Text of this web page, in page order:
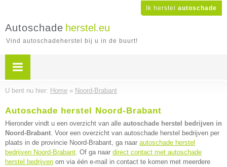
Ik herstel autoschade
Autoschade herstel.eu
Vind autoschadeherstel bij u in de buurt!
U bent nu hier: Home » Noord-Brabant
Autoschade herstel Noord-Brabant
Hieronder vindt u een overzicht van alle autoschade herstel bedrijven in
Noord-Brabant. Voor een overzicht van autoschade herstel bedrijven per
plaats in de provincie Noord-Brabant, ga naar autoschade herstel
bedrijven Noord-Brabant. Of ga naar direct contact met autoschade
herstel bedrijven om via één e-mail in contact te komen met meerdere